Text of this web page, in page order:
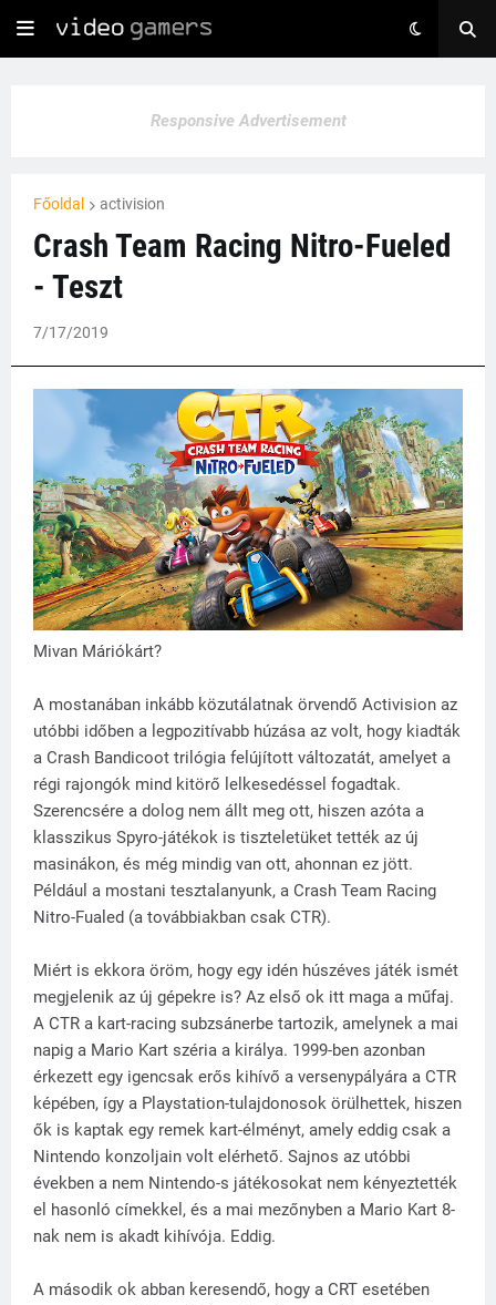
Responsive Advertisement
Főoldal activision
Crash Team Racing Nitro-Fueled
- Teszt
7/17/2019
Mivan Máriókárt?
A mostanában inkább közutálatnak örvendő Activision az
utóbbi időben a legpozitívabb húzása az volt, hogy kiadták
a Crash Bandicoot trilógia felújított változatát, amelyet a
régi rajongók mind kitörő lelkesedéssel fogadtak.
Szerencsére a dolog nem állt meg ott, hiszen azóta a
klasszikus Spyro-játékok is tiszteletüket tették az új
masinákon, és még mindig van ott, ahonnan ez jött.
Például a mostani tesztalanyunk, a Crash Team Racing
Nitro-Fualed (a továbbiakban csak CTR).
Miért is ekkora öröm, hogy egy idén húszéves játék ismét
megjelenik az új gépekre is? Az első ok itt maga a műfaj.
A CTR a kart-racing subzsánerbe tartozik, amelynek a mai
napig a Mario Kart széria a királya. 1999-ben azonban
érkezett egy igencsak erős kihívő a versenypályára a CTR
képében, így a Playstation-tulajdonosok örülhettek, hiszen
ők is kaptak egy remek kart-élményt, amely eddig csak a
Nintendo konzoljain volt elérhető. Sajnos az utóbbi
években a nem Nintendo-s játékosokat nem kényeztették
el hasonló címekkel, és a mai mezőnyben a Mario Kart 8-
nak nem is akadt kihívója. Eddig.
A második ok abban keresendő, hogy a CRT esetében